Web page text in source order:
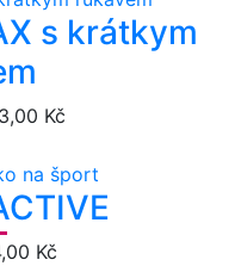
s krátkym
Kč
Kč